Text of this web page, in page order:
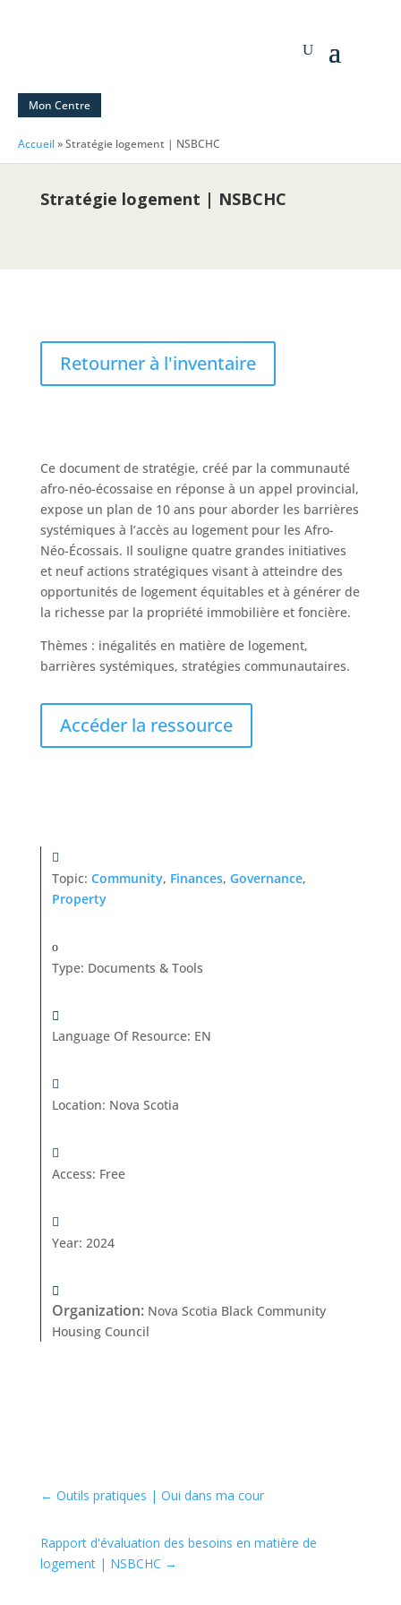
Mon Centre
Accueil»Stratégie logement | NSBCHC
Stratégie logement | NSBCHC
Retourner à l'inventaire
Ce document de stratégie, créé par la communauté
afro-néo-écossaise en réponse à un appel provincial,
expose un plan de 10 ans pour aborder les barrières
systémiques à l’accès au logement pour les Afro-
Néo-Écossais. Il souligne quatre grandes initiatives
et neuf actions stratégiques visant à atteindre des
opportunités de logement équitables et à générer de
la richesse par la propriété immobilière et foncière.
Thèmes : inégalités en matière de logement,
barrières systémiques, stratégies communautaires.
Accéder la ressource
Topic: Community, Finances, Governance,
Property
Type: Documents & Tools
Language Of Resource: EN
Location: Nova Scotia
Access: Free
Year: 2024
Organization: Nova Scotia Black Community
Housing Council
← Outils pratiques | Oui dans ma cour
Rapport d'évaluation des besoins en matière de
logement | NSBCHC →